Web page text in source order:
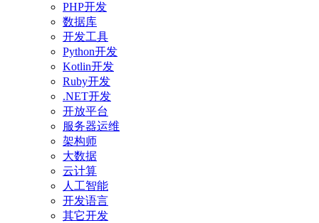
PHP开发
数据库
开发工具
Python开发
Kotlin开发
Ruby开发
.NET开发
开放平台
服务器运维
架构师
大数据
云计算
人工智能
开发语言
其它开发